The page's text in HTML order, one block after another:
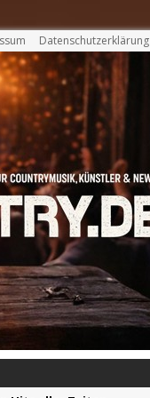
Datenschutzerklärung